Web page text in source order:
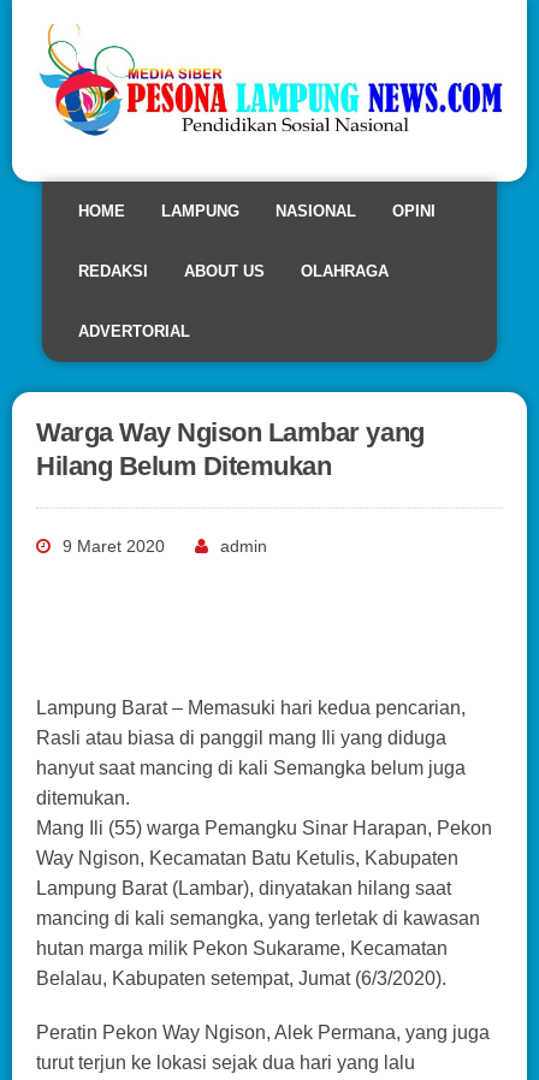
HOME LAMPUNG NASIONAL OPINI
REDAKSI ABOUT US OLAHRAGA
ADVERTORIAL
Warga Way Ngison Lambar yang
Hilang Belum Ditemukan
9 Maret 2020 admin
Lampung Barat – Memasuki hari kedua pencarian,
Rasli atau biasa di panggil mang Ili yang diduga
hanyut saat mancing di kali Semangka belum juga
ditemukan.
Mang Ili (55) warga Pemangku Sinar Harapan, Pekon
Way Ngison, Kecamatan Batu Ketulis, Kabupaten
Lampung Barat (Lambar), dinyatakan hilang saat
mancing di kali semangka, yang terletak di kawasan
hutan marga milik Pekon Sukarame, Kecamatan
Belalau, Kabupaten setempat, Jumat (6/3/2020).
Peratin Pekon Way Ngison, Alek Permana, yang juga
turut terjun ke lokasi sejak dua hari yang lalu